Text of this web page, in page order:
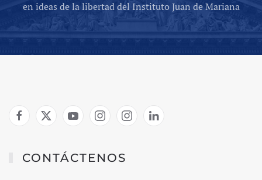
en ideas de la libertad del Instituto Juan de Mariana
CONTÁCTENOS